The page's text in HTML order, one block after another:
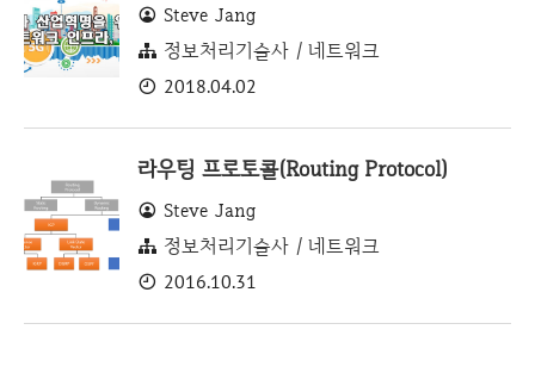
Steve Jang
정보처리기술사 / 네트워크
2018.04.02
라우팅 프로토콜(Routing Protocol)
Steve Jang
정보처리기술사 / 네트워크
2016.10.31